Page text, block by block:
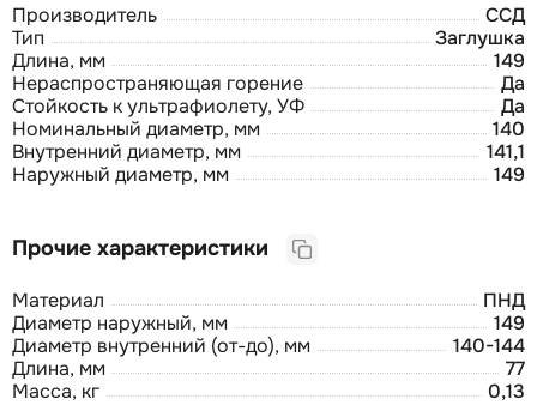
Производитель
ССД
Тип
Заглушка
Длина, мм
149
Нераспространяющая горение
Да
Стойкость к ультрафиолету, УФ
Да
Номинальный диаметр, мм
140
Внутренний диаметр, мм
141,1
Наружный диаметр, мм
149
Прочие характеристики
Материал
ПНД
Диаметр наружный, мм
149
Диаметр внутренний (от-до), мм
140-144
Длина, мм
77
Масса, кг
0,13